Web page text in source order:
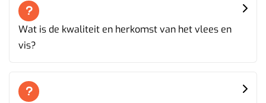
Wat is de kwaliteit en herkomst van het vlees en
vis?